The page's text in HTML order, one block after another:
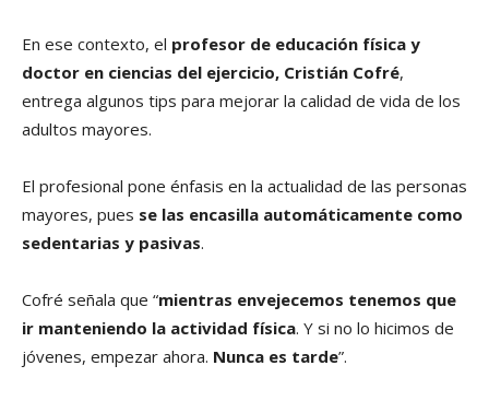
En ese contexto, el profesor de educación física y
doctor en ciencias del ejercicio, Cristián Cofré,
entrega algunos tips para mejorar la calidad de vida de los
adultos mayores.
El profesional pone énfasis en la actualidad de las personas
mayores, pues se las encasilla automáticamente como
sedentarias y pasivas.
Cofré señala que “mientras envejecemos tenemos que
ir manteniendo la actividad física. Y si no lo hicimos de
jóvenes, empezar ahora. Nunca es tarde”.